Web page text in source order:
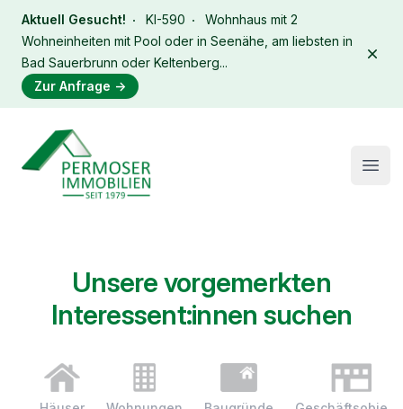
Aktuell Gesucht! KI-590
Wohnhaus mit 2
Wohneinheiten mit Pool oder in Seenähe, am liebsten in
Bad Sauerbrunn oder Keltenberg...
Zur Anfrage →
Immobilien Permoser Logo
Unsere vorgemerkten
Interessent:innen suchen